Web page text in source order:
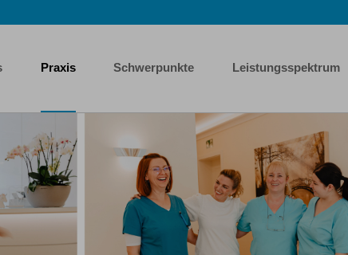
Praxis Schwerpunkte Leistungsspektrum